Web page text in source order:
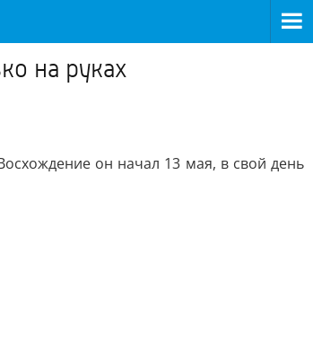
на руках
он начал 13 мая, в свой день